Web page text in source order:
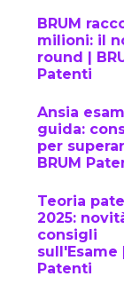
BRUM
milioni: il
round |
Patenti
Ansia
guida:
per
BRUM
Teoria
2025:
consigli
sull'Esame
Patenti